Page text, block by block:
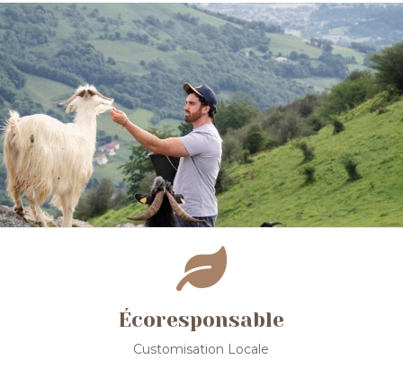

Écoresponsable
Customisation Locale